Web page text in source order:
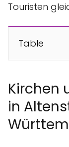
Touristen
Table
Kirchen
in